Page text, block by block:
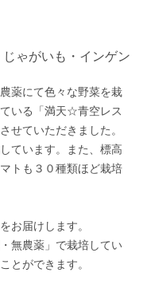
ゃがいも・インゲン
薬にて色々な野菜を栽
いる「満天☆青空レス
せていただきました。
ています。また、標高
トも３０種類ほど栽培
お届けします。
無農薬」で栽培してい
とができます。